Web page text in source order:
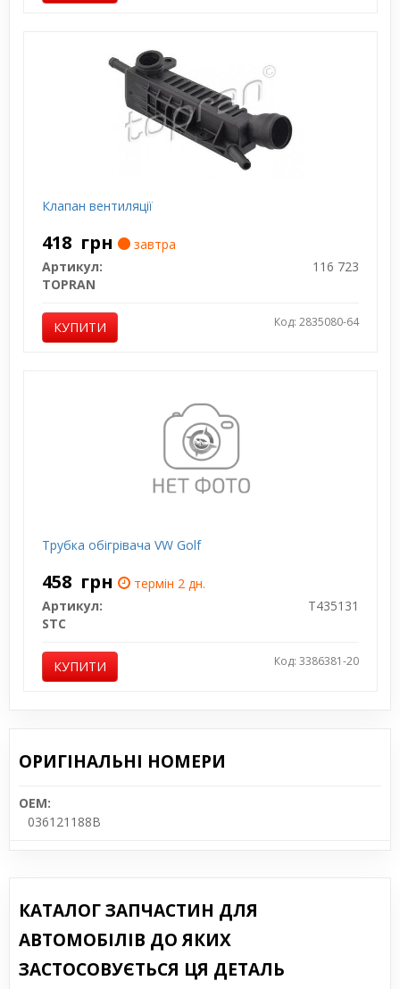
Клапан вентиляції
418 грн
завтра
Артикул:
116 723
TOPRAN
КУПИТИ Код: 2835080-64
Трубка обігрівача VW Golf
458 грн
термін 2 дн.
Артикул:
T435131
STC
КУПИТИ Код: 3386381-20
ОРИГІНАЛЬНІ НОМЕРИ
OEM:
036121188B
КАТАЛОГ ЗАПЧАСТИН ДЛЯ
АВТОМОБІЛІВ ДО ЯКИХ
ЗАСТОСОВУЄТЬСЯ ЦЯ ДЕТАЛЬ